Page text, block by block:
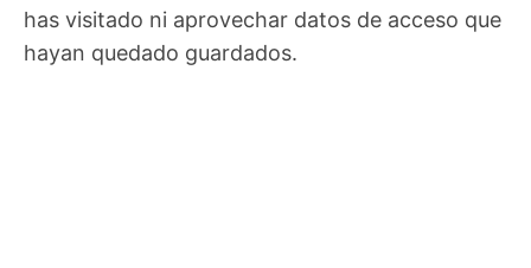
has visitado ni aprovechar datos de acceso que
hayan quedado guardados.